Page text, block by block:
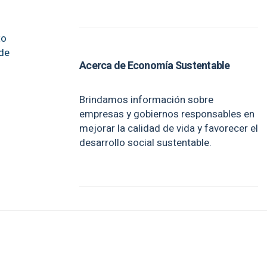
Acerca de Economía Sustentable
Brindamos información sobre
empresas y gobiernos responsables en
mejorar la calidad de vida y favorecer el
desarrollo social sustentable.